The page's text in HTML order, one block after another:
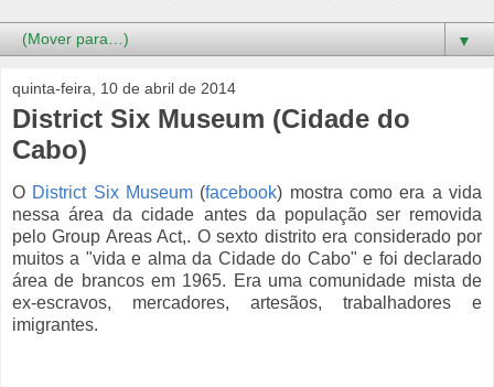
▼
quinta-feira, 10 de abril de 2014
District Six Museum (Cidade do
Cabo)
O District Six Museum (facebook) mostra como era a vida
nessa área da cidade antes da população ser removida
pelo Group Areas Act,. O sexto distrito era considerado por
muitos a "vida e alma da Cidade do Cabo" e foi declarado
área de brancos em 1965. Era uma comunidade mista de
ex-escravos, mercadores, artesãos, trabalhadores e
imigrantes.